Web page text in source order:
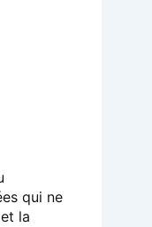
qui ne
la